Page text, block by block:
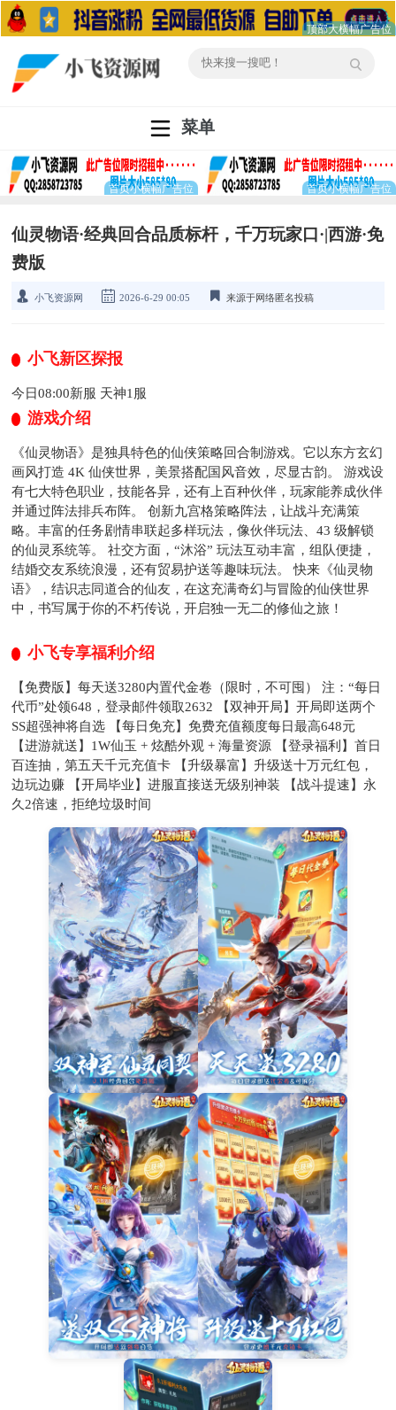
菜单
仙灵物语·经典回合品质标杆，千万玩家口·|西游·免
费版
小飞资源网 2026-6-29 00:05 来源于网络匿名投稿
小飞新区探报
今日08:00新服 天神1服
游戏介绍
《仙灵物语》是独具特色的仙侠策略回合制游戏。它以东方玄幻
画风打造 4K 仙侠世界，美景搭配国风音效，尽显古韵。 游戏设
有七大特色职业，技能各异，还有上百种伙伴，玩家能养成伙伴
并通过阵法排兵布阵。 创新九宫格策略阵法，让战斗充满策
略。丰富的任务剧情串联起多样玩法，像伙伴玩法、43 级解锁
的仙灵系统等。 社交方面，“沐浴” 玩法互动丰富，组队便捷，
结婚交友系统浪漫，还有贸易护送等趣味玩法。 快来《仙灵物
语》，结识志同道合的仙友，在这充满奇幻与冒险的仙侠世界
中，书写属于你的不朽传说，开启独一无二的修仙之旅！
小飞专享福利介绍
【免费版】每天送3280内置代金卷（限时，不可囤） 注：“每日
代币”处领648，登录邮件领取2632 【双神开局】开局即送两个
SS超强神将自选 【每日免充】免费充值额度每日最高648元
【进游就送】1W仙玉 + 炫酷外观 + 海量资源 【登录福利】首日
百连抽，第五天千元充值卡 【升级暴富】升级送十万元红包，
边玩边赚 【开局毕业】进服直接送无级别神装 【战斗提速】永
久2倍速，拒绝垃圾时间